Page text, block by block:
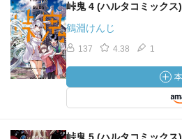
峠鬼 4 (ハルタコミックス)
鶴淵けんじ
137 4.38 1